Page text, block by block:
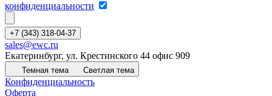
конфиденциальности
+7 (343) 318-04-37
sales@ewc.ru
Екатеринбург, ул. Крестинского 44 офис 909
Темная тема Светлая тема
Конфиденциальность
Оферта